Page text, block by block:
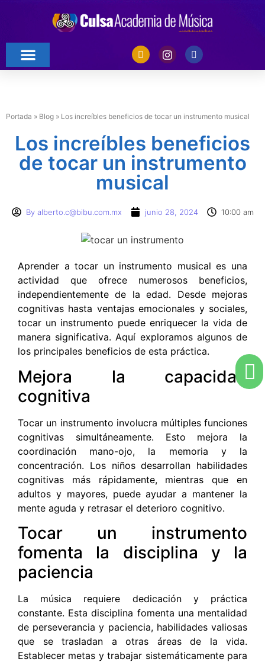
Portada » Blog » Los increíbles beneficios de tocar un instrumento musical
Los increíbles beneficios
de tocar un instrumento
musical
Byalberto.c@bibu.com.mx junio 28, 2024 10:00 am
Aprender a tocar un instrumento musical es una
actividad que ofrece numerosos beneficios,
independientemente de la edad. Desde mejoras
cognitivas hasta ventajas emocionales y sociales,
tocar un instrumento puede enriquecer la vida de
manera significativa. Aquí exploramos algunos de
los principales beneficios de esta práctica.
Mejora la capacidad
cognitiva
Tocar un instrumento involucra múltiples funciones
cognitivas simultáneamente. Esto mejora la
coordinación mano-ojo, la memoria y la
concentración. Los niños desarrollan habilidades
cognitivas más rápidamente, mientras que en
adultos y mayores, puede ayudar a mantener la
mente aguda y retrasar el deterioro cognitivo.
Tocar un instrumento
fomenta la disciplina y la
paciencia
La música requiere dedicación y práctica
constante. Esta disciplina fomenta una mentalidad
de perseverancia y paciencia, habilidades valiosas
que se trasladan a otras áreas de la vida.
Establecer metas y trabajar sistemáticamente para